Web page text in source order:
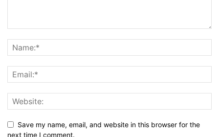
Save my name, email, and website in this browser for the
next time I comment.